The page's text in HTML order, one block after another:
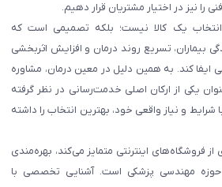
را نیز در اختیار مشتریان قرار دهیم.
انتخاب یک کالا نیست؛ بلکه تصمیمی است که
بیماران، تسریع روند درمان و افزایش اثربخشی
کند. به همین دلیل در معین درمان، مشاوره
یکی از ارکان اصلی خدمت‌رسانی در نظر گرفته
و نیاز واقعی خود، بهترین انتخاب را داشته
فروشگاه‌های اینترنتی متمایز می‌کند، بهره‌مندی
مهندسی پزشکی است. آشنایی تخصصی با